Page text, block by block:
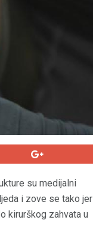
su medijalni
i zove se tako jer
kirurškog zahvata u